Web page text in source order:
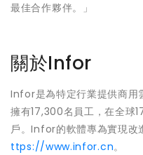
最佳合作夥伴。」
關於Infor
Infor是為特定行業提供商用
擁有17,300名員工，在全球
戶。Infor的軟體專為實現改
ttps://www.infor.cn。